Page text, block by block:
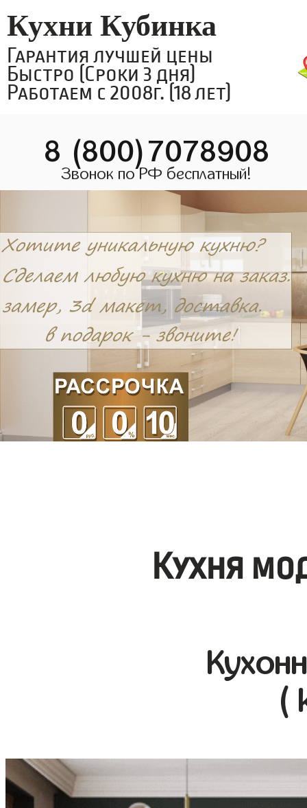
Кухни Кубинка
Гарантия лучшей цены
Быстро (Сроки 3 дня)
Работаем с 2008г. (18 лет)
8 (800)7078908
Звонок по РФ бесплатный!
Кухня
(